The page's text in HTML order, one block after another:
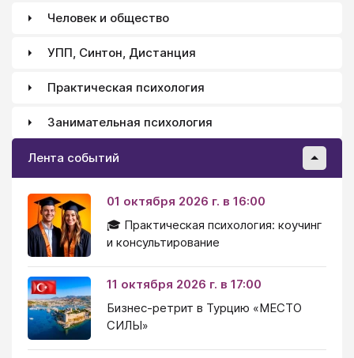
Человек и общество
УПП, Синтон, Дистанция
Практическая психология
Занимательная психология
Лента событий
01 октября 2026 г. в 16:00
🎓 Практическая психология: коучинг
и консультирование
11 октября 2026 г. в 17:00
Бизнес-ретрит в Турцию «МЕСТО
СИЛЫ»